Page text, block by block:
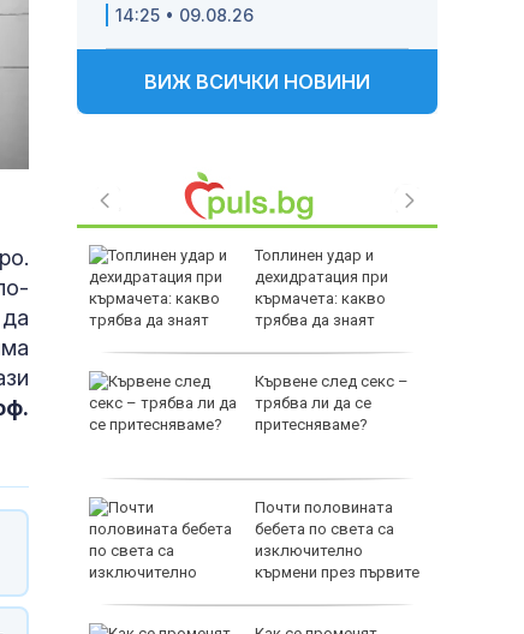
14:25 • 09.08.26
ВИЖ ВСИЧКИ НОВИНИ
по
Топлинен удар и
дехидратация при
кърмачета: какво
трябва да знаят
Кървене след секс –
трябва ли да се
притесняваме?
Почти половината
бебета по света са
изключително
кърмени през първите